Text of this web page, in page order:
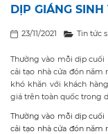
DỊP GIÁNG
23/11/2021 Tin tức
Thường vào mỗi dịp cuối
cải tạo nhà cửa đón năm
khó khăn với khách
giá trên toàn quốc trong
Thường vào mỗi dịp cuối
cải tạo nhà cửa đón năm